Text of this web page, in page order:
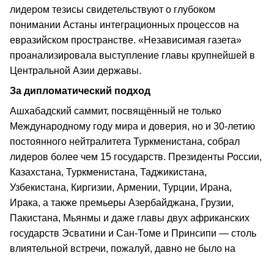
лидером тезисы свидетельствуют о глубоком
понимании Астаны интеграционных процессов на
евразийском пространстве. «Независимая газета»
проанализировала выступление главы крупнейшей в
Центральной Азии державы.
За дипломатический подход
Ашхабадский саммит, посвящённый не только
Международному году мира и доверия, но и 30-летию
постоянного нейтралитета Туркменистана, собрал
лидеров более чем 15 государств. Президенты России,
Казахстана, Туркменистана, Таджикистана,
Узбекистана, Киргизии, Армении, Турции, Ирана,
Ирака, а также премьеры Азербайджана, Грузии,
Пакистана, Мьянмы и даже главы двух африканских
государств Эсватини и Сан-Томе и Принсипи — столь
влиятельной встречи, пожалуй, давно не было на